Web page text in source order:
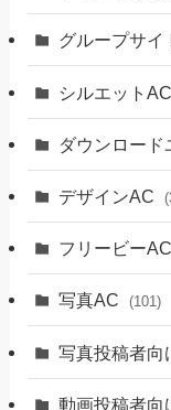
グループサイ
シルエットAC
ダウンロード
デザインAC
フリービーAC
写真AC (101)
写真投稿者向
動画投稿者向